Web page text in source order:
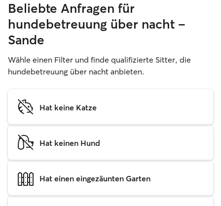
Beliebte Anfragen für
hundebetreuung über nacht –
Sande
Wähle einen Filter und finde qualifizierte Sitter, die
hundebetreuung über nacht anbieten.
Hat keine Katze
Hat keinen Hund
Hat einen eingezäunten Garten